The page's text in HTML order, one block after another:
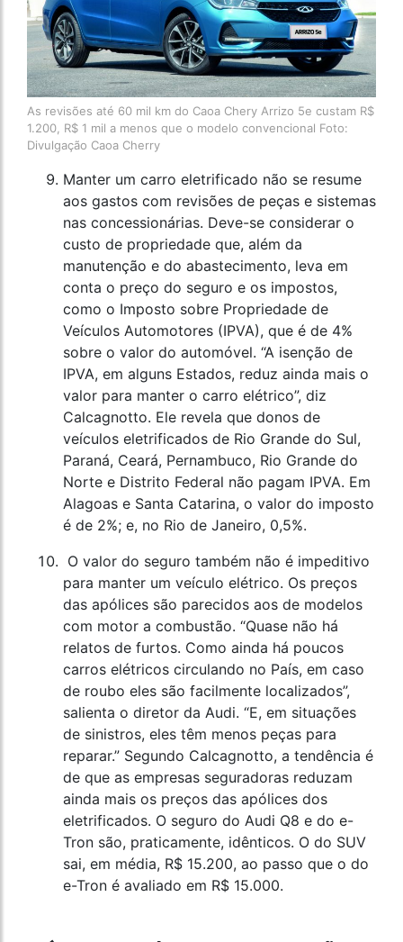
As revisões até 60 mil km do Caoa Chery Arrizo 5e custam R$
1.200, R$ 1 mil a menos que o modelo convencional Foto:
Divulgação Caoa Cherry
Manter um carro eletrificado não se resume
aos gastos com revisões de peças e sistemas
nas concessionárias. Deve-se considerar o
custo de propriedade que, além da
manutenção e do abastecimento, leva em
conta o preço do seguro e os impostos,
como o Imposto sobre Propriedade de
Veículos Automotores (IPVA), que é de 4%
sobre o valor do automóvel. “A isenção de
IPVA, em alguns Estados, reduz ainda mais o
valor para manter o carro elétrico”, diz
Calcagnotto. Ele revela que donos de
veículos eletrificados de Rio Grande do Sul,
Paraná, Ceará, Pernambuco, Rio Grande do
Norte e Distrito Federal não pagam IPVA. Em
Alagoas e Santa Catarina, o valor do imposto
é de 2%; e, no Rio de Janeiro, 0,5%.
O valor do seguro também não é impeditivo
para manter um veículo elétrico. Os preços
das apólices são parecidos aos de modelos
com motor a combustão. “Quase não há
relatos de furtos. Como ainda há poucos
carros elétricos circulando no País, em caso
de roubo eles são facilmente localizados”,
salienta o diretor da Audi. “E, em situações
de sinistros, eles têm menos peças para
reparar.” Segundo Calcagnotto, a tendência é
de que as empresas seguradoras reduzam
ainda mais os preços das apólices dos
eletrificados. O seguro do Audi Q8 e do e-
Tron são, praticamente, idênticos. O do SUV
sai, em média, R$ 15.200, ao passo que o do
e-Tron é avaliado em R$ 15.000.